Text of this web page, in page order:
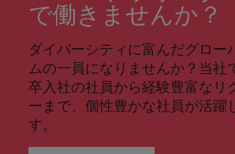
で働きませんか？
ダイバーシティに富んだグロー
ムの一員になりませんか？当社
卒入社の社員から経験豊富なリ
ーまで、個性豊かな社員が活躍
す。